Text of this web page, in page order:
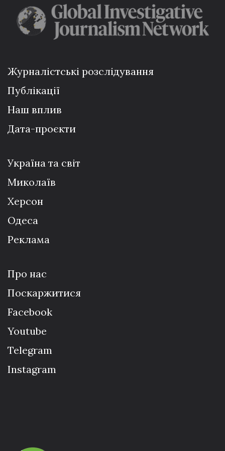
Журналістські розслідування
Публікації
Наш вплив
Дата-проєкти
Україна та світ
Миколаїв
Херсон
Одеса
Реклама
Про нас
Поскаржитися
Facebook
Youtube
Telegram
Instagram